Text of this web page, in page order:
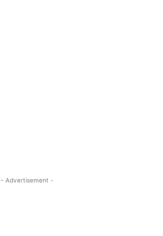
- Advertisement -